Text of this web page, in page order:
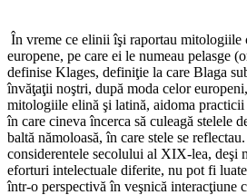
În vreme ce elinii îşi raportau mitologiile
europene, pe care ei le numeau pelasge
definise Klages, definiţie la care Blaga
învăţaţii noştri, după moda celor
mitologiile elină şi latină, aidoma
în care cineva încerca să culeagă stelele
baltă nămoloasă, în care stele se
considerentele secolului al XIX-lea, deşi
eforturi intelectuale diferite, nu pot fi
într-o perspectivă în veşnică interacţiune